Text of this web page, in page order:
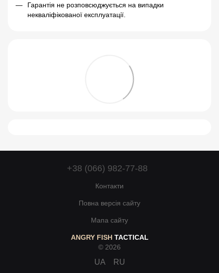
Гарантія не розповсюджується на випадки
некваліфікованої експлуатації.
+38 (066) 982-77-88
Контакти
Повна версія сайту
Мапа сайту
ANGRY FISH TACTICAL
© 2026
UA RU